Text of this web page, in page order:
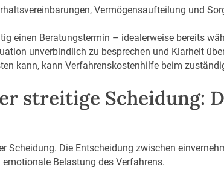
Vermögensaufteilung und
einen Beratungstermin – idealerweise bereits
unverbindlich zu besprechen und Klarheit
kann, kann Verfahrenskostenhilfe beim
streitige Scheidung:
Scheidung. Die Entscheidung zwischen
Belastung des Verfahrens.